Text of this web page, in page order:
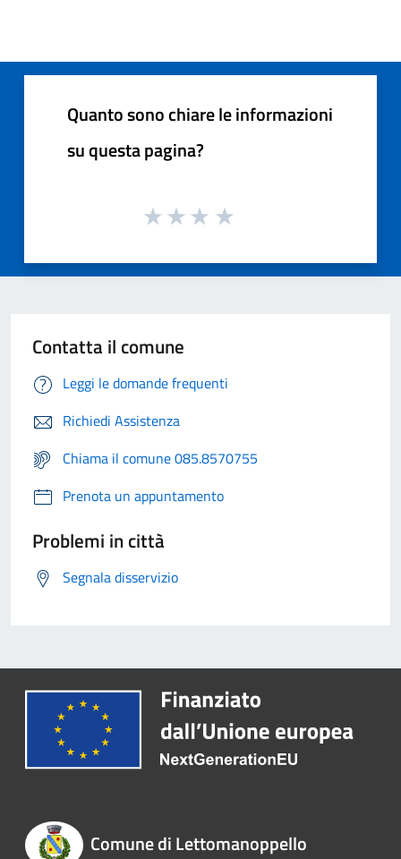
Quanto sono chiare le informazioni
su questa pagina?
Contatta il comune
Leggi le domande frequenti
Richiedi Assistenza
Chiama il comune 085.8570755
Prenota un appuntamento
Problemi in città
Segnala disservizio
Comune di Lettomanoppello